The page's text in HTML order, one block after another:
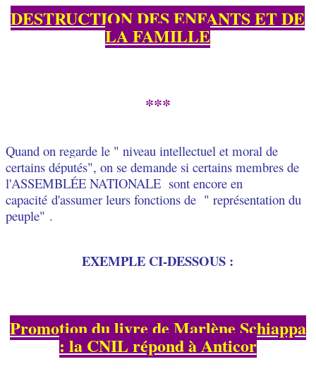
DESTRUCTION DES ENFANTS ET DE
LA FAMILLE
***
Quand on regarde le " niveau intellectuel et moral de
certains députés", on se demande si certains membres de
l'ASSEMBLÉE NATIONALE sont encore en
capacité d'assumer leurs fonctions de " représentation du
peuple" .
EXEMPLE CI-DESSOUS :
Promotion du livre de Marlène Schiappa
: la CNIL répond à Anticor